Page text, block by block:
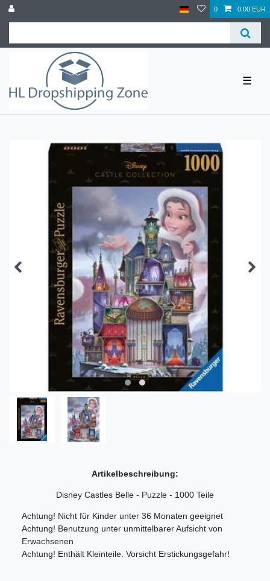
0 0,00 EUR
☰
Artikelbeschreibung:
Disney Castles Belle - Puzzle - 1000 Teile
Achtung! Nicht für Kinder unter 36 Monaten geeignet
Achtung! Benutzung unter unmittelbarer Aufsicht von
Erwachsenen
Achtung! Enthält Kleinteile. Vorsicht Erstickungsgefahr!